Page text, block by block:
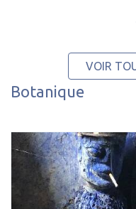
VOIR
Botanique